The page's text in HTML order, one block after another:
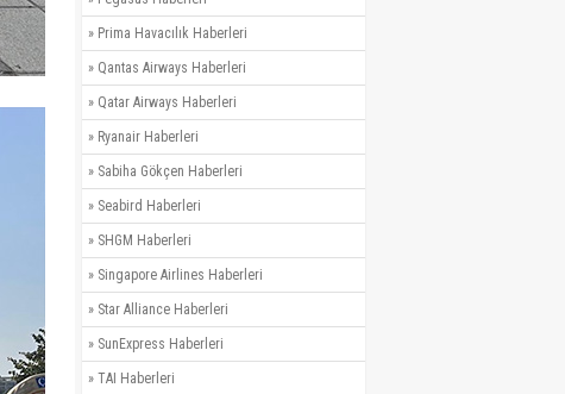
» Prima Havacılık Haberleri
» Qantas Airways Haberleri
» Qatar Airways Haberleri
» Ryanair Haberleri
» Sabiha Gökçen Haberleri
» Seabird Haberleri
» SHGM Haberleri
» Singapore Airlines Haberleri
» Star Alliance Haberleri
» SunExpress Haberleri
» TAI Haberleri